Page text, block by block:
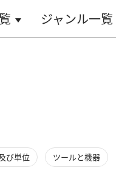
ジャンル一覧
び単位 ツールと機器